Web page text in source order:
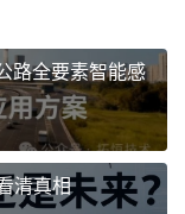
路全要素智能感
清真相